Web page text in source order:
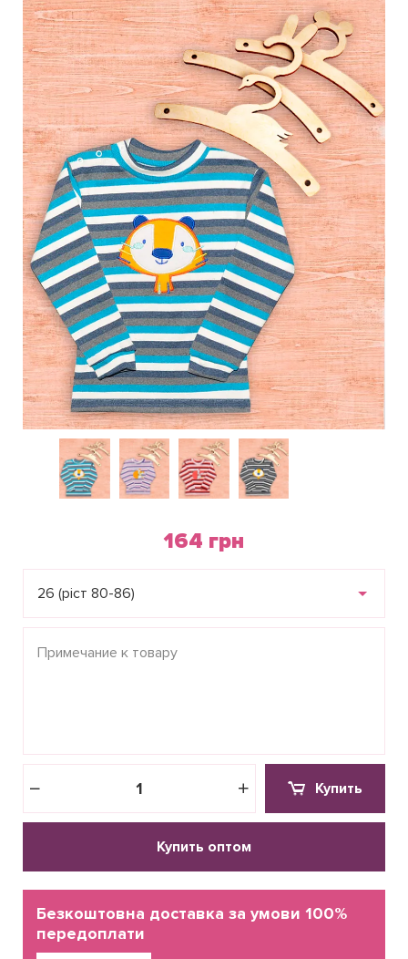
Обмен и возврат
Оптовикам
Контакты
Пн-Пт: с 8.00 до 17.00
(097) 779 44 39
Виктория
(097) 779 44 39
sofiyatextil@gmail.com
г. Горишние Плавни, ул. Строна 3, 2 этаж, София Текстиль
164 грн
26 (ріст 80-86)
Купить
Купить оптом
Безкоштовна доставка за умови 100%
передоплати